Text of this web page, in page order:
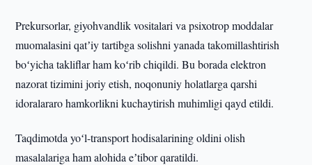
Prekursorlar, giyohvandlik vositalari va psixotrop moddalar
muomalasini qatʼiy tartibga solishni yanada takomillashtirish
boʻyicha takliflar ham koʻrib chiqildi. Bu borada elektron
nazorat tizimini joriy etish, noqonuniy holatlarga qarshi
idoralararo hamkorlikni kuchaytirish muhimligi qayd etildi.
Taqdimotda yoʻl-transport hodisalarining oldini olish
masalalariga ham alohida eʼtibor qaratildi.